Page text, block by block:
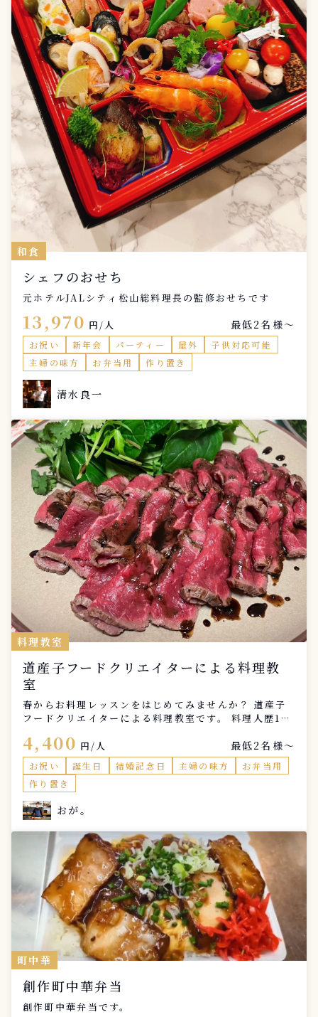
和食
シェフのおせち
元ホテルJALシティ松山総料理長の監修おせちです
13,970 円/人 最低2名様〜
お祝い 新年会 パーティー 屋外
子供対応可能
主婦の味方
お弁当用 作り置き
清水良一
料理教室
道産子フードクリエイターによる料理教
室
春からお料理レッスンをはじめてみませんか？ 道産子
フードクリエイターによる料理教室です。 料理人歴11
お教えします。 体験レッスンもございますので、まず
はお気軽にお問合せください。
4,400 円/人 最低2名様〜
お祝い 誕生日 結婚記念日 主婦の味方
お弁当用
作り置き
おが。
町中華
創作町中華弁当
創作町中華弁当です。